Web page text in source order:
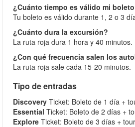
¿Cuánto tiempo es válido mi
Tu boleto es válido durante 1, 2 o 3
¿Cuánto dura la excursión?
La ruta roja dura 1 hora y 40 minutos.
¿Con qué frecuencia salen los
La ruta roja sale cada 15-20 minutos.
Tipo de entradas
Discovery Ticket: Boleto de 1 día +
Essential Ticket: Boleto de 2 días +
Explore Ticket: Boleto de 3 días +